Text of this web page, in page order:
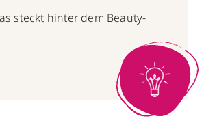
steckt hinter dem Beauty-